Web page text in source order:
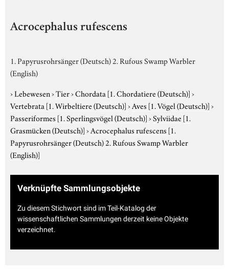
Acrocephalus rufescens
1. Papyrusrohrsänger (Deutsch) 2. Rufous Swamp Warbler
(English)
›Lebewesen›Tier›Chordata [1. Chordatiere (Deutsch)]›
Vertebrata [1. Wirbeltiere (Deutsch)]›Aves [1. Vögel (Deutsch)]›
Passeriformes [1. Sperlingsvögel (Deutsch)]›Sylviidae [1.
Grasmücken (Deutsch)]›Acrocephalus rufescens [1.
Papyrusrohrsänger (Deutsch) 2. Rufous Swamp Warbler
(English)]
Verknüpfte Sammlungsobjekte
Zu diesem Stichwort sind im Teil-Katalog der
wissenschaftlichen Sammlungen derzeit keine Objekte
verzeichnet.